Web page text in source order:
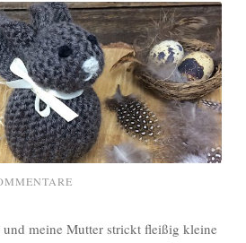
und meine Mutter strickt fleißig kleine